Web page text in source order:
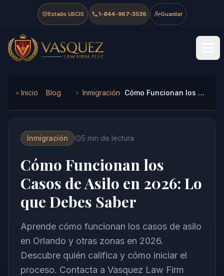
Skip to main content
Skip to navigation
Skip to footer
Estado USCIS 1-844-967-3536 Guardar
Vasquez Law Firm - Home
Inicio Blog Inmigración Cómo Funcionan los Casos de Asilo en 2026: Lo que Debes Saber
Inmigración 5 min de lectura
Cómo Funcionan los
Casos de Asilo en 2026: Lo
que Debes Saber
Aprende cómo funcionan los casos de asilo
en Orlando y otras zonas en 2026.
Descubre quién califica y cómo iniciar el
proceso. Contacta a Vasquez Law Firm